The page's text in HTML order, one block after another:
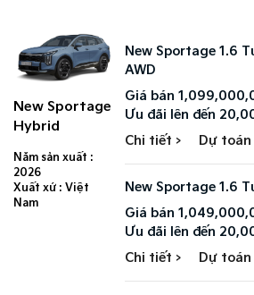
New Sportage
Hybrid
Năm sản xuất :
2026
Xuất xứ : Việt
Nam
New Sportage 1.6
AWD
Giá bán
Ưu đãi lên đến
Chi tiết > Dự toán
New Sportage 1.6
Giá bán
Ưu đãi lên đến
Chi tiết > Dự toán